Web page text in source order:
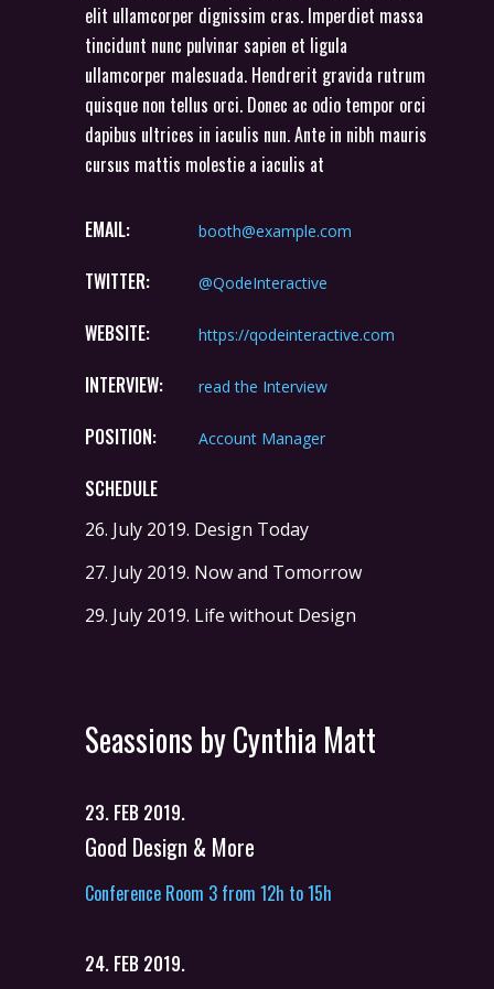
elit ullamcorper dignissim cras. Imperdiet massa
tincidunt nunc pulvinar sapien et ligula
ullamcorper malesuada. Hendrerit gravida rutrum
quisque non tellus orci. Donec ac odio tempor orci
dapibus ultrices in iaculis nun. Ante in nibh mauris
cursus mattis molestie a iaculis at
EMAIL: booth@example.com
TWITTER: @QodeInteractive
WEBSITE: https://qodeinteractive.com
INTERVIEW: read the Interview
POSITION: Account Manager
SCHEDULE
26. July 2019. Design Today
27. July 2019. Now and Tomorrow
29. July 2019. Life without Design
Seassions by Cynthia Matt
23. FEB 2019.
Good Design & More
Conference Room 3 from 12h to 15h
24. FEB 2019.